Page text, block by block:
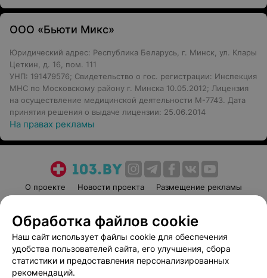
ООО «Бьюти Микс»
Юридический адрес: Республика Беларусь, г. Минск, ул. Клары
Цеткин, д. 16, пом. 111
УНП: 191479576; Свидетельство о гос. регистрации: Инспекция
МНС по Московскому району г. Минска 10.05.2012; Лицензия
на осуществление медицинской деятельности М-7743. Дата
принятия решения о выдаче лицензии: 25.06.2014
На правах рекламы
О проекте Новости проекта
Размещение рекламы
Пользовательское соглашение
Способы оплаты
Вакансии
Партнеры
Написать руководителю 103.by
Обработка файлов cookie
Наш сайт использует файлы cookie для обеспечения
удобства пользователей сайта, его улучшения, сбора
статистики и предоставления персонализированных
рекомендаций.